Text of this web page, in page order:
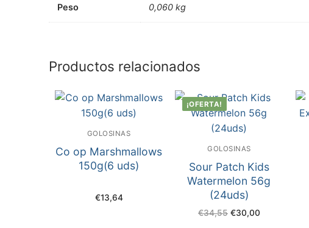
Peso 0,060 kg
Productos relacionados
GOLOSINAS
Co op Marshmallows
150g(6 uds)
€13,64
¡OFERTA!
GOLOSINAS
Sour Patch Kids
Watermelon 56g
(24uds)
€34,55 El
precio
€30,00El